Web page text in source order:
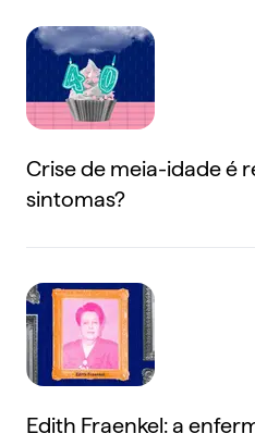
Crise de meia-idade é
sintomas?
Edith Fraenkel: a